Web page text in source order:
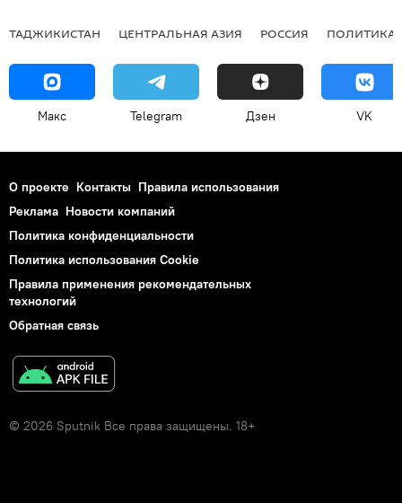
ТАДЖИКИСТАН ЦЕНТРАЛЬНАЯ АЗИЯ РОССИЯ ПОЛИТИКА
Макс Telegram Дзен VK
О проекте Контакты Правила использования
Реклама Новости компаний
Политика конфиденциальности
Политика использования Cookie
Правила применения рекомендательных
технологий
Обратная связь
© 2026 Sputnik Все права защищены. 18+